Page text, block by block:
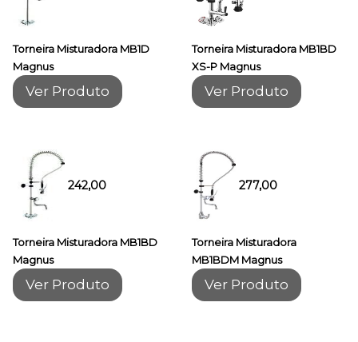
Torneira Misturadora MB1D
Magnus
Ver Produto
Torneira Misturadora MB1BD
XS-P Magnus
Ver Produto
242,00
Torneira Misturadora MB1BD
Magnus
Ver Produto
277,00
Torneira Misturadora
MB1BDM Magnus
Ver Produto